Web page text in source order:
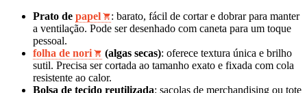
Prato de papel
: barato, fácil de cortar e dobrar para manter
a ventilação. Pode ser desenhado com caneta para um toque
pessoal.
folha de nori
(algas secas): oferece textura única e brilho
sutil. Precisa ser cortada ao tamanho exato e fixada com cola
resistente ao calor.
Bolsa de tecido reutilizada: sacolas de merchandising ou tote